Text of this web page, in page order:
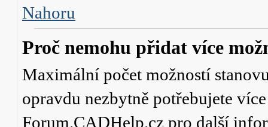
Nahoru
Proč nemohu přidat více
Maximální počet možností
opravdu nezbytně potřebujete
Forum.CADHelp.cz pro další